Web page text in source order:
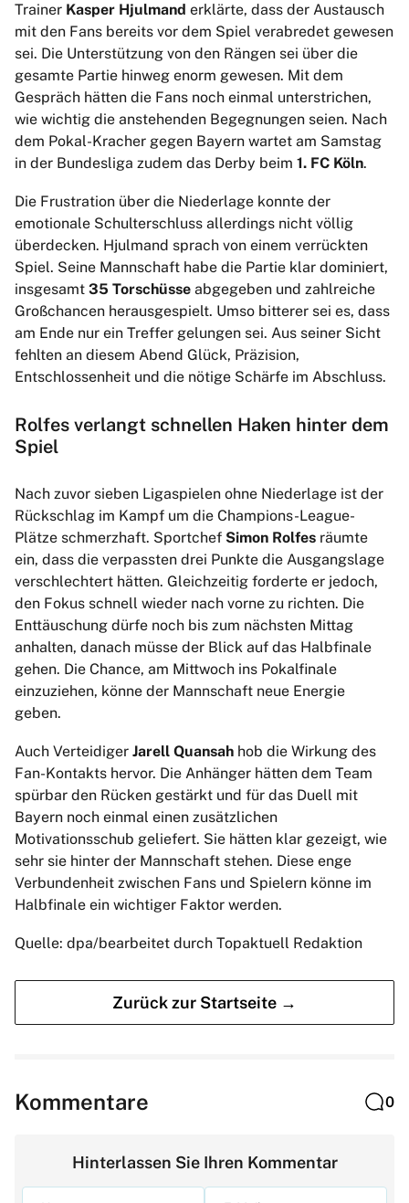
Trainer Kasper Hjulmand erklärte, dass der Austausch
mit den Fans bereits vor dem Spiel verabredet gewesen
sei. Die Unterstützung von den Rängen sei über die
gesamte Partie hinweg enorm gewesen. Mit dem
Gespräch hätten die Fans noch einmal unterstrichen,
wie wichtig die anstehenden Begegnungen seien. Nach
dem Pokal-Kracher gegen Bayern wartet am Samstag
in der Bundesliga zudem das Derby beim 1. FC Köln.
Die Frustration über die Niederlage konnte der
emotionale Schulterschluss allerdings nicht völlig
überdecken. Hjulmand sprach von einem verrückten
Spiel. Seine Mannschaft habe die Partie klar dominiert,
insgesamt 35 Torschüsse abgegeben und zahlreiche
Großchancen herausgespielt. Umso bitterer sei es, dass
am Ende nur ein Treffer gelungen sei. Aus seiner Sicht
fehlten an diesem Abend Glück, Präzision,
Entschlossenheit und die nötige Schärfe im Abschluss.
Rolfes verlangt schnellen Haken hinter dem
Spiel
Nach zuvor sieben Ligaspielen ohne Niederlage ist der
Rückschlag im Kampf um die Champions-League-
Plätze schmerzhaft. Sportchef Simon Rolfes räumte
ein, dass die verpassten drei Punkte die Ausgangslage
verschlechtert hätten. Gleichzeitig forderte er jedoch,
den Fokus schnell wieder nach vorne zu richten. Die
Enttäuschung dürfe noch bis zum nächsten Mittag
anhalten, danach müsse der Blick auf das Halbfinale
gehen. Die Chance, am Mittwoch ins Pokalfinale
einzuziehen, könne der Mannschaft neue Energie
geben.
Auch Verteidiger Jarell Quansah hob die Wirkung des
Fan-Kontakts hervor. Die Anhänger hätten dem Team
spürbar den Rücken gestärkt und für das Duell mit
Bayern noch einmal einen zusätzlichen
Motivationsschub geliefert. Sie hätten klar gezeigt, wie
sehr sie hinter der Mannschaft stehen. Diese enge
Verbundenheit zwischen Fans und Spielern könne im
Halbfinale ein wichtiger Faktor werden.
Quelle: dpa/bearbeitet durch Topaktuell Redaktion
Zurück zur Startseite →
Kommentare 0
Hinterlassen Sie Ihren Kommentar